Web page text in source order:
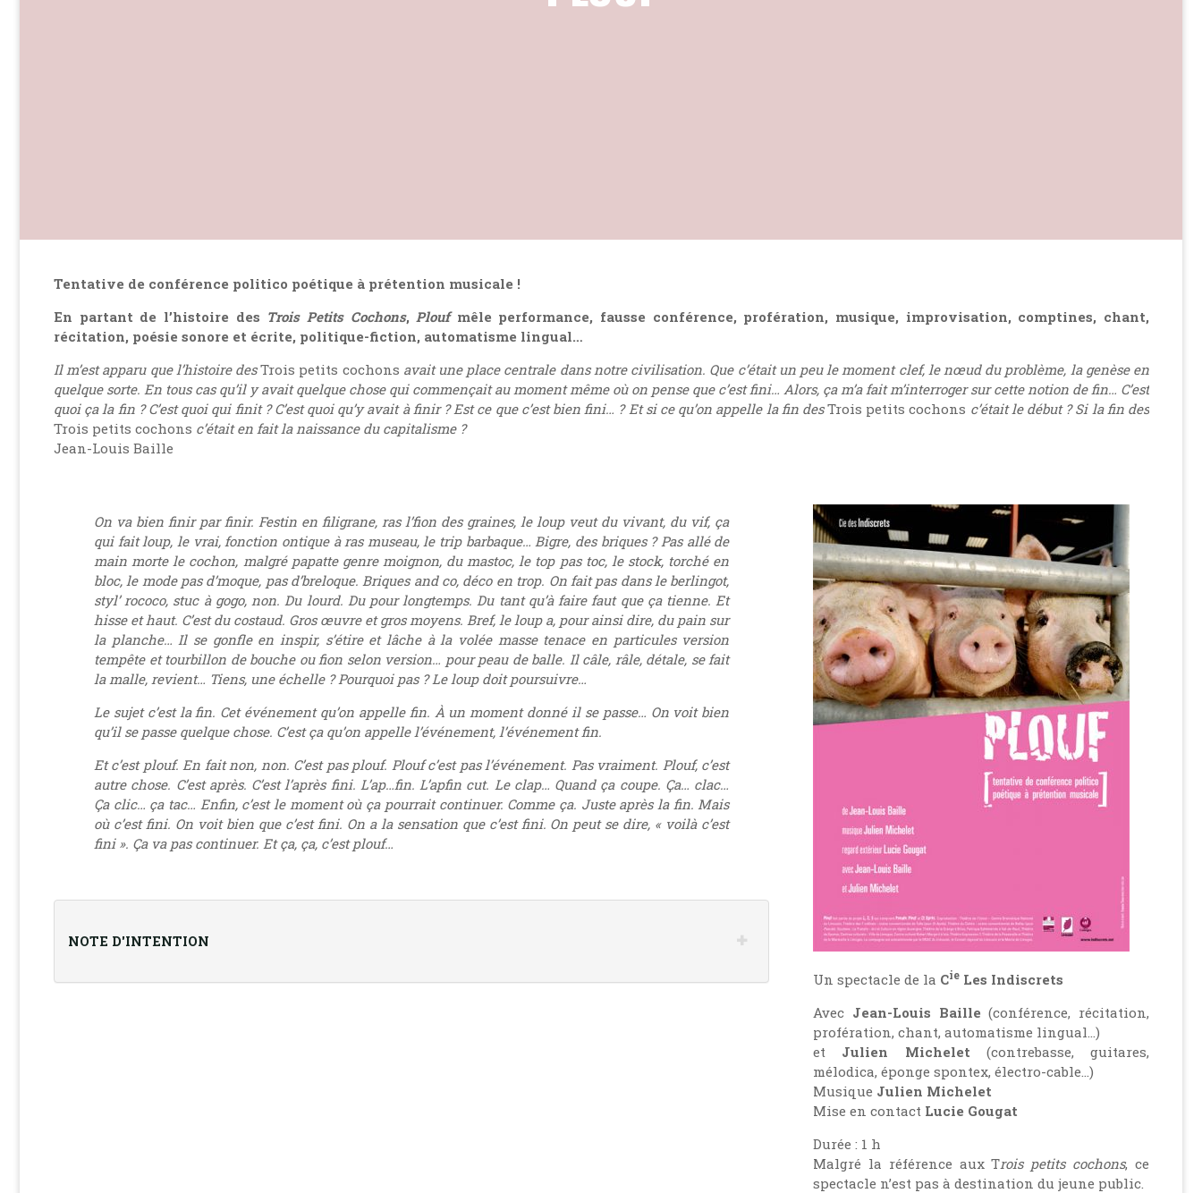
Tentative de conférence politico poétique à prétention musicale !
En partant de l’histoire des Trois Petits Cochons, Ploufmêle performance, fausse conférence, profération, musique, improvisation, comptines, chant,
récitation, poésie sonore et écrite, politique-fiction, automatisme lingual…
Il m’est apparu que l’histoire desTrois petits cochons avait une place centrale dans notre civilisation. Que c’était un peu le moment clef, le nœud du problème, la genèse en
quelque sorte. En tous cas qu’il y avait quelque chose qui commençait au moment même où on pense que c’est fini… Alors, ça m’a fait m’interroger sur cette notion de fin… C’est
quoi ça la fin ? C’est quoi qui finit ? C’est quoi qu’y avait à finir ? Est ce que c’est bien fini… ? Et si ce qu’on appelle la fin desTrois petits cochons c’était le début ? Si la fin des
Trois petits cochons c’était en fait la naissance du capitalisme ?
Jean-Louis Baille
On va bien finir par finir. Festin en filigrane, ras l’fion des graines, le loup veut du vivant, du vif, ça
qui fait loup, le vrai, fonction ontique à ras museau, le trip barbaque… Bigre, des briques ? Pas allé de
main morte le cochon, malgré papatte genre moignon, du mastoc, le top pas toc, le stock, torché en
bloc, le mode pas d’moque, pas d’breloque. Briques and co, déco en trop. On fait pas dans le berlingot,
styl’ rococo, stuc à gogo, non. Du lourd. Du pour longtemps. Du tant qu’à faire faut que ça tienne. Et
hisse et haut. C’est du costaud. Gros œuvre et gros moyens. Bref, le loup a, pour ainsi dire, du pain sur
la planche… Il se gonfle en inspir, s’étire et lâche à la volée masse tenace en particules version
tempête et tourbillon de bouche ou fion selon version… pour peau de balle. Il câle, râle, détale, se fait
la malle, revient… Tiens, une échelle ? Pourquoi pas ? Le loup doit poursuivre…
Le sujet c’est la fin. Cet événement qu’on appelle fin. À un moment donné il se passe… On voit bien
qu’il se passe quelque chose. C’est ça qu’on appelle l’événement, l’événement fin.
Et c’est plouf. En fait non, non. C’est pas plouf. Plouf c’est pas l’événement. Pas vraiment. Plouf, c’est
autre chose. C’est après. C’est l’après fini. L’ap…fin. L’apfin cut. Le clap… Quand ça coupe. Ça… clac…
Ça clic… ça tac… Enfin, c’est le moment où ça pourrait continuer. Comme ça. Juste après la fin. Mais
où c’est fini. On voit bien que c’est fini. On a la sensation que c’est fini. On peut se dire, « voilà c’est
fini ». Ça va pas continuer. Et ça, ça, c’est plouf…
NOTE D'INTENTION
Un spectacle de la CieLes Indiscrets
Avec Jean-Louis Baille (conférence, récitation,
profération, chant, automatisme lingual…)
et Julien Michelet (contrebasse, guitares,
mélodica, éponge spontex, électro-cable…)
Musique Julien Michelet
Mise en contact Lucie Gougat
Durée : 1 h
Malgré la référence aux Trois petits cochons, ce
spectacle n’est pas à destination du jeune public.